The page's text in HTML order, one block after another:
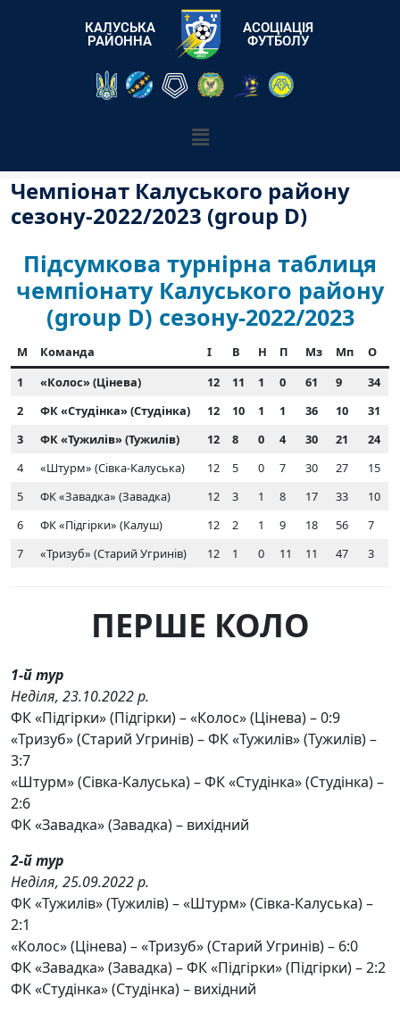
КАЛУСЬКА
РАЙОННА
АСОЦІАЦІЯ
ФУТБОЛУ
Чемпіонат Калуського району
сезону-2022/2023 (group D)
Підсумкова турнірна таблиця
чемпіонату Калуського району
(group D) сезону-2022/2023
М Команда І В Н П Мз Мп
О
1
«Колос» (Цінева) 12 11 1 0 61 9
34
2
ФК «Студінка» (Студінка) 12 10 1 1 36 10
31
3
ФК «Тужилів» (Тужилів) 12 8 0 4 30 21
24
4
«Штурм» (Сівка-Калуська) 12 5 0 7 30 27
15
5
ФК «Завадка» (Завадка) 12 3 1 8 17 33
10
6
ФК «Підгірки» (Калуш) 12 2 1 9 18 56
7
7
«Тризуб» (Старий Угринів) 12 1 0 11 11 47 3
ПЕРШЕ КОЛО
1-й тур
Неділя, 23.10.2022 р.
ФК «Підгірки» (Підгірки) – «Колос» (Цінева) – 0:9
«Тризуб» (Старий Угринів) – ФК «Тужилів» (Тужилів) –
3:7
«Штурм» (Сівка-Калуська) – ФК «Студінка» (Студінка) –
2:6
ФК «Завадка» (Завадка) – вихідний
2-й тур
Неділя, 25.09.2022 р.
ФК «Тужилів» (Тужилів) – «Штурм» (Сівка-Калуська) –
2:1
«Колос» (Цінева) – «Тризуб» (Старий Угринів) – 6:0
ФК «Завадка» (Завадка) – ФК «Підгірки» (Підгірки) – 2:2
ФК «Студінка» (Студінка) – вихідний